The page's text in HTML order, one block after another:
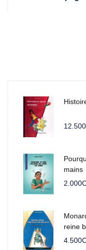
12.500
mains
2.000
reine
4.500